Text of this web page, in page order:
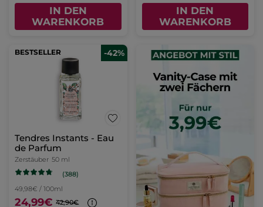
IN DEN
WARENKORB
IN DEN
WARENKORB
BESTSELLER -42%
Tendres Instants - Eau
de Parfum
Zerstäuber 50 ml
(388)
49,98€ / 100ml
24,99€ 42,90€